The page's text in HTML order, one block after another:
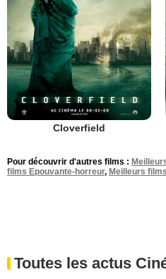
Cloverfield
Pour découvrir d'autres films :
films Epouvante-horreur, Meilleurs
Toutes les actus